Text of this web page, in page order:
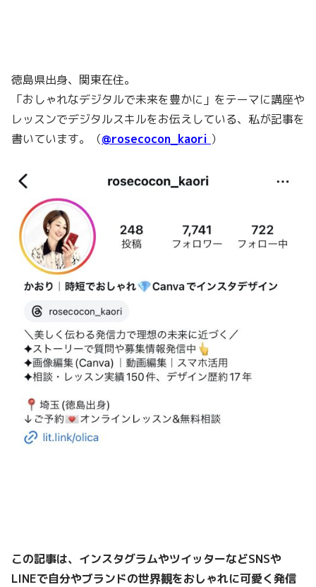
徳島県出身、関東在住。
「おしゃれなデジタルで未来を豊かに」をテーマに講座や
レッスンでデジタルスキルをお伝えしている、私が記事を
書いています。（@rosecocon_kaori ）
この記事は、インスタグラムやツイッターなどSNSや
LINEで自分やブランドの世界観をおしゃれに可愛く発信